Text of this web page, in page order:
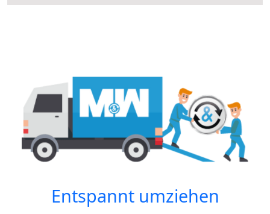
Entspannt umziehen